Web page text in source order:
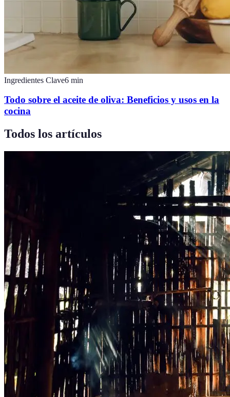
Ingredientes Clave6 min
Todo sobre el aceite de oliva: Beneficios y usos en la
cocina
Todos los artículos